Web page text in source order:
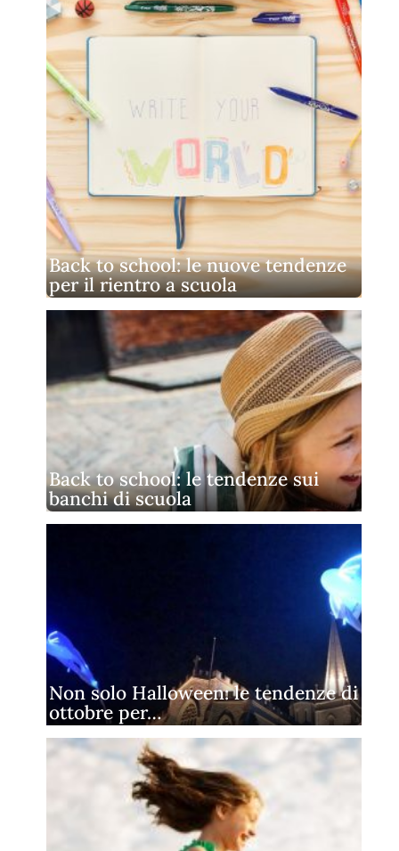
Back to school: le nuove tendenze
per il rientro a scuola
Back to school: le tendenze sui
banchi di scuola
Non solo Halloween: le tendenze di
ottobre per…